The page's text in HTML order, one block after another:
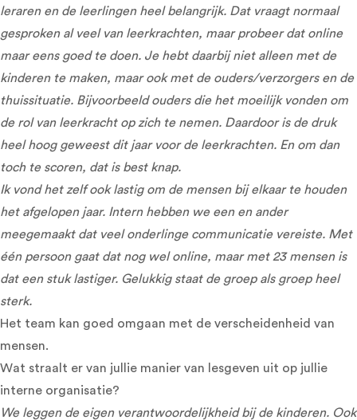
leraren en de leerlingen heel belangrijk. Dat vraagt normaal
gesproken al veel van leerkrachten, maar probeer dat online
maar eens goed te doen. Je hebt daarbij niet alleen met de
kinderen te maken, maar ook met de ouders/verzorgers en de
thuissituatie. Bijvoorbeeld ouders die het moeilijk vonden om
de rol van leerkracht op zich te nemen. Daardoor is de druk
heel hoog geweest dit jaar voor de leerkrachten. En om dan
toch te scoren, dat is best knap.
Ik vond het zelf ook lastig om de mensen bij elkaar te houden
het afgelopen jaar. Intern hebben we een en ander
meegemaakt dat veel onderlinge communicatie vereiste. Met
één persoon gaat dat nog wel online, maar met 23 mensen is
dat een stuk lastiger. Gelukkig staat de groep als groep heel
sterk.
Het team kan goed omgaan met de verscheidenheid van
mensen.
Wat straalt er van jullie manier van lesgeven uit op jullie
interne organisatie?
We leggen de eigen verantwoordelijkheid bij de kinderen. Ook